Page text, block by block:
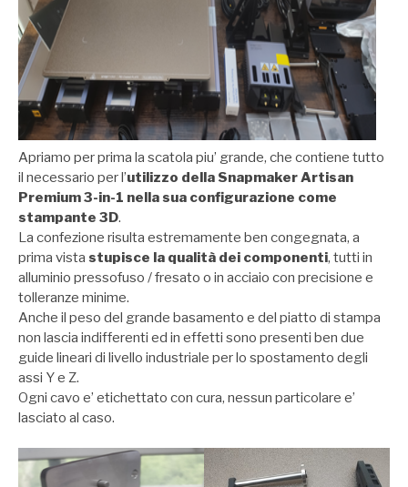
Apriamo per prima la scatola piu’ grande, che contiene tutto
il necessario per l’utilizzo della Snapmaker Artisan
Premium 3-in-1 nella sua configurazione come
stampante 3D.
La confezione risulta estremamente ben congegnata, a
prima vista stupisce la qualità dei componenti, tutti in
alluminio pressofuso / fresato o in acciaio con precisione e
tolleranze minime.
Anche il peso del grande basamento e del piatto di stampa
non lascia indifferenti ed in effetti sono presenti ben due
guide lineari di livello industriale per lo spostamento degli
assi Y e Z.
Ogni cavo e’ etichettato con cura, nessun particolare e’
lasciato al caso.